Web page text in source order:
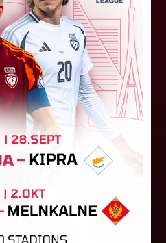
futbolā "Riga FC
UEFA Čempionu līgas
pusfināla spēli Dānijā
05. augusts 2026.